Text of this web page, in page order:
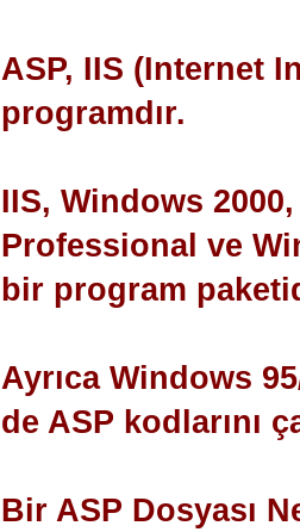
ASP, IIS (Internet
programdır.
IIS, Windows
Professional ve
bir program
Ayrıca Windows
de ASP kodlarını
Bir ASP Dosyası